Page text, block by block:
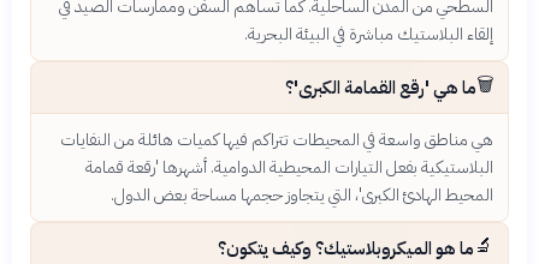
السطحي من المدن الساحلية. كما تساهم السفن وممارسات الصيد في
إلقاء البلاستيك مباشرة في البيئة البحرية.
🗑️ما هي 'رقع القمامة الكبرى'؟
هي مناطق واسعة في المحيطات تتراكم فيها كميات هائلة من النفايات
البلاستيكية بفعل التيارات المحيطية الدوامية. أشهرها 'رقعة قمامة
المحيط الهادئ الكبرى'، التي يتجاوز حجمها مساحة بعض الدول.
🔬ما هو الميكروبلاستيك؟ وكيف يتكون؟